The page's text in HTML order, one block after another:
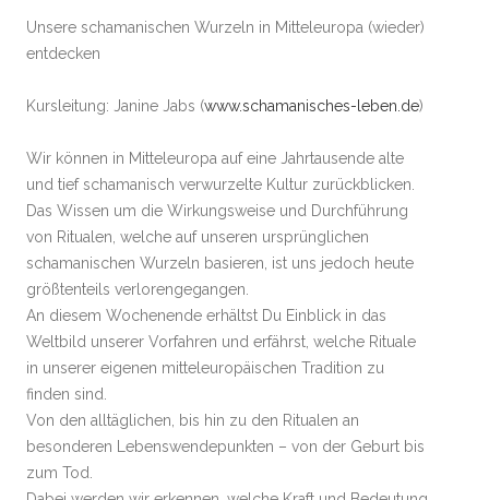
Unsere schamanischen Wurzeln in Mitteleuropa (wieder)
entdecken
Kursleitung: Janine Jabs (www.schamanisches-leben.de)
Wir können in Mitteleuropa auf eine Jahrtausende alte
und tief schamanisch verwurzelte Kultur zurückblicken.
Das Wissen um die Wirkungsweise und Durchführung
von Ritualen, welche auf unseren ursprünglichen
schamanischen Wurzeln basieren, ist uns jedoch heute
größtenteils verlorengegangen.
An diesem Wochenende erhältst Du Einblick in das
Weltbild unserer Vorfahren und erfährst, welche Rituale
in unserer eigenen mitteleuropäischen Tradition zu
finden sind.
Von den alltäglichen, bis hin zu den Ritualen an
besonderen Lebenswendepunkten – von der Geburt bis
zum Tod.